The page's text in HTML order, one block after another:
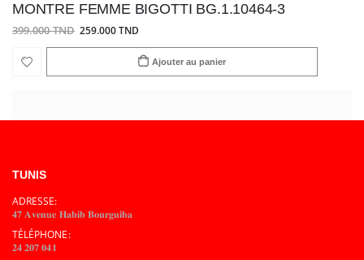
MONTRE FEMME BIGOTTI BG.1.10464-3
399.000 TND 259.000 TND
Ajouter au panier
TUNIS
ADRESSE:
𝟒𝟕 𝐀𝐯𝐞𝐧𝐮𝐞 𝐇𝐚𝐛𝐢𝐛 𝐁𝐨𝐮𝐫𝐠𝐮𝐢𝐛𝐚
TÉLÉPHONE:
𝟐𝟒 𝟐𝟎𝟕 𝟎𝟒𝟏